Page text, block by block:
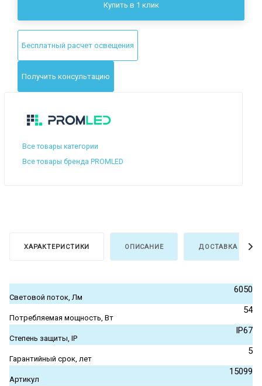
Купить в 1 клик
Бесплатный расчет освещения
Получить консультацию
Все товары категории
Все товары бренда PROMLED
ХАРАКТЕРИСТИКИ ОПИСАНИЕ ДОСТАВКА И
Световой поток, Лм
6050
Потребляемая мощность, Вт
54
Степень защиты, IP
IP67
Гарантийный срок, лет
5
Артикул
15099